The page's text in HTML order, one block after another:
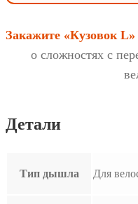
Закажите «Кузовок
о сложностях с
Детали
Тип дышла Для